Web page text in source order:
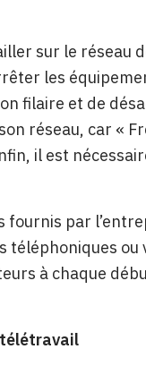
sur le réseau
les
filaire et de
réseau, car «
il est
fournis par
téléphoniques
à chaque
télétravail